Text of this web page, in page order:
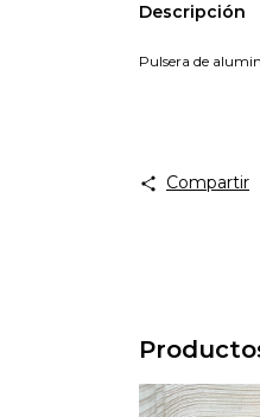
Descripción
Pulsera de
Compartir